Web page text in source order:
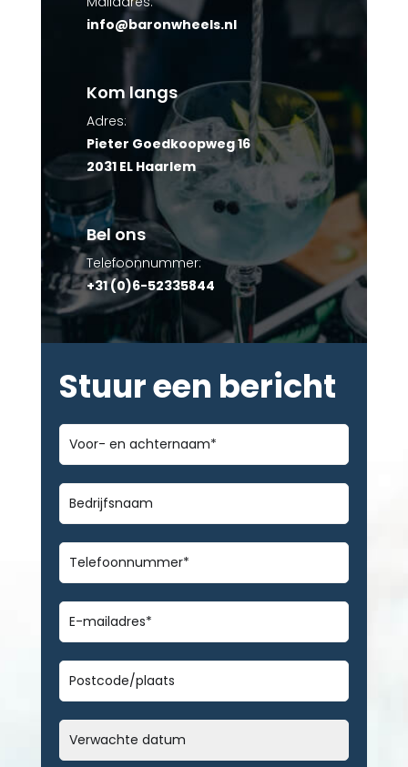
info@baronwheels.nl
Kom langs
Adres:
Pieter Goedkoopweg 16
2031 EL Haarlem
Bel ons
Telefoonnummer:
+31 (0)6-52335844
Stuur een bericht
Voor-
en
achternaam*
Bedrijfsnaam
Telefoonnummer
E-
mailadres*
Geen
titel
Datum
MM